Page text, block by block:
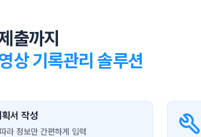
출까지
상 기록관리 솔루션
서 작성
라 정보만 간편하게 입력